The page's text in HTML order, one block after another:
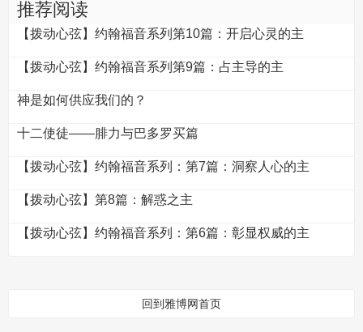
推荐阅读
【拨动心弦】约翰福音系列第10篇：开启心灵的主
【拨动心弦】约翰福音系列第9篇：占主导的主
神是如何供应我们的？
十二使徒——腓力与巴多罗买篇
【拨动心弦】约翰福音系列：第7篇：洞察人心的主
【拨动心弦】第8篇：解惑之主
【拨动心弦】约翰福音系列：第6篇：彰显权威的主
回到雅博网首页